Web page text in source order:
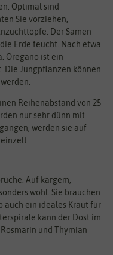
Optimal sind
Sie vorziehen,
Der Samen
Erde feucht. Nach etwa
Oregano ist ein
Die Jungpflanzen können
Reihenabstand von 25
nur sehr dünn mit
werden sie auf
Auf kargem,
wohl. Sie brauchen
auch ein ideales Kraut für
kann der Dost im
und Thymian